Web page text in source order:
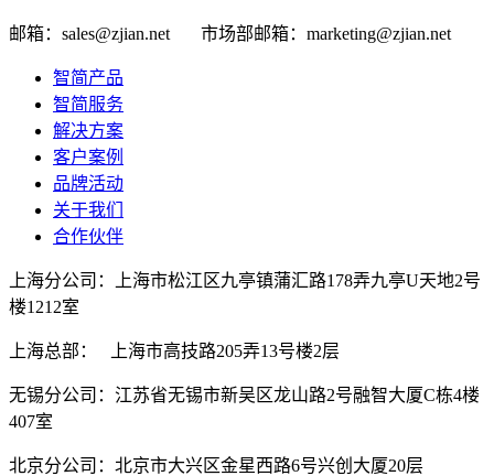
邮箱：sales@zjian.net 市场部邮箱：marketing@zjian.net
智简产品
智简服务
解决方案
客户案例
品牌活动
关于我们
合作伙伴
上海分公司：上海市松江区九亭镇蒲汇路178弄九亭U天地2号
楼1212室
上海总部： 上海市高技路205弄13号楼2层
无锡分公司：江苏省无锡市新吴区龙山路2号融智大厦C栋4楼
407室
北京分公司：北京市大兴区金星西路6号兴创大厦20层